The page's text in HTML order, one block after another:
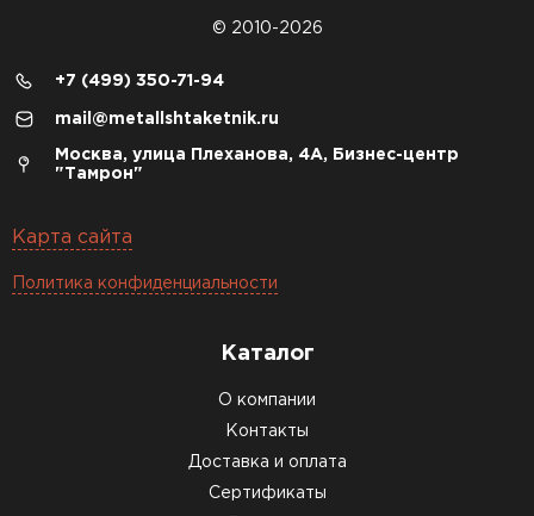
© 2010-2026
+7 (499) 350-71-94
mail@metallshtaketnik.ru
Москва, улица Плеханова, 4А, Бизнес-центр
"Тамрон"
Карта сайта
Политика конфиденциальности
Каталог
О компании
Контакты
Доставка и оплата
Сертификаты